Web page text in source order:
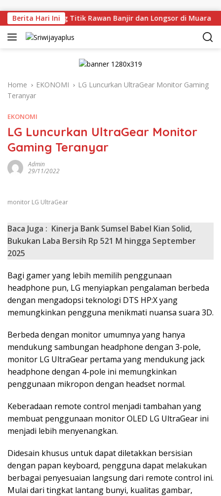
Berita Hari Ini
Langsung Titik Rawan Banjir dan Longsor di Muara
Home EKONOMI
LG Luncurkan UltraGear Monitor Gaming
Teranyar
EKONOMI
LG Luncurkan UltraGear Monitor
Gaming Teranyar
Admin
29/11/2022
monitor LG UltraGear
Baca Juga : Kinerja Bank Sumsel Babel Kian Solid,
Bukukan Laba Bersih Rp 521 M hingga September
2025
Bagi gamer yang lebih memilih penggunaan
headphone pun, LG menyiapkan pengalaman berbeda
dengan mengadopsi teknologi DTS HP:X yang
memungkinkan pengguna menikmati nuansa suara 3D.
Berbeda dengan monitor umumnya yang hanya
mendukung sambungan headphone dengan 3-pole,
monitor LG UltraGear pertama yang mendukung jack
headphone dengan 4-pole ini memungkinkan
penggunaan mikropon dengan headset normal.
Keberadaan remote control menjadi tambahan yang
membuat penggunaan monitor OLED LG UltraGear ini
menjadi lebih menyenangkan.
Didesain khusus untuk dapat diletakkan bersisian
dengan papan keyboard, pengguna dapat melakukan
berbagai penyesuaian langsung dari remote control ini.
Mulai dari tingkat lantang bunyi, kualitas gambar,